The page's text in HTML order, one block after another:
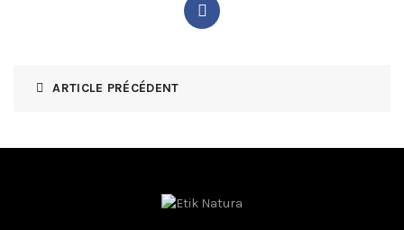
ARTICLE PRÉCÉDENT